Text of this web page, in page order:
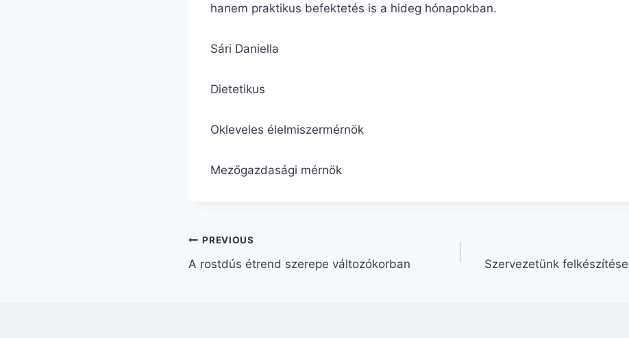
hanem praktikus befektetés is a hideg hónapokban.
Sári Daniella
Dietetikus
Okleveles élelmiszermérnök
Mezőgazdasági mérnök
Bejegyzés
navigáció
PREVIOUS
A rostdús étrend szerepe változókorban Szervezetünk